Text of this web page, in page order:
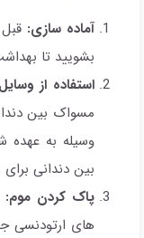
آماده سازی:
بشویید تا
استفاده از
مسواک بین
وسیله به عهده
بین دندانی
پاک کردن موم:
های ارتودنسی